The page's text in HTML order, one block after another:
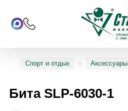
Спорт и отдых
Бита SLP-6030-1